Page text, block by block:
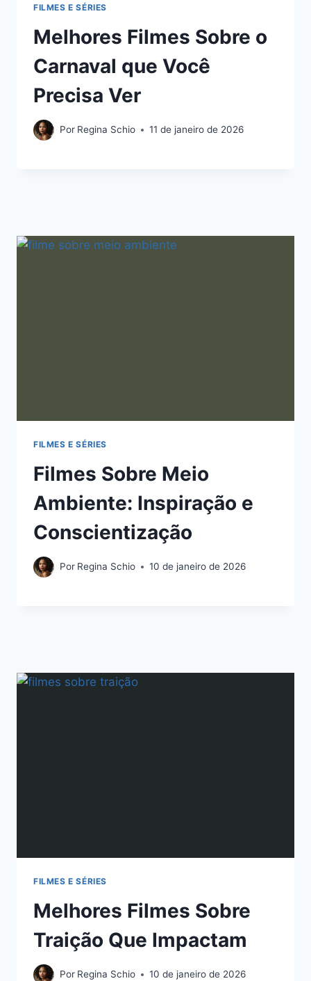
FILMES E SÉRIES
Melhores Filmes Sobre o
Carnaval que Você
Precisa Ver
Por Regina Schio 11 de janeiro de 2026
FILMES E SÉRIES
Filmes Sobre Meio
Ambiente: Inspiração e
Conscientização
Por Regina Schio 10 de janeiro de 2026
FILMES E SÉRIES
Melhores Filmes Sobre
Traição Que Impactam
Por Regina Schio 10 de janeiro de 2026